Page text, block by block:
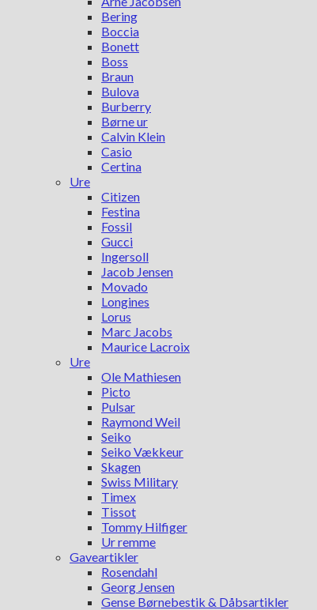
Bering
Boccia
Bonett
Boss
Braun
Bulova
Burberry
Børne ur
Calvin Klein
Casio
Certina
Ure
Citizen
Festina
Fossil
Gucci
Ingersoll
Jacob Jensen
Movado
Longines
Lorus
Marc Jacobs
Maurice Lacroix
Ure
Ole Mathiesen
Picto
Pulsar
Raymond Weil
Seiko
Seiko Vækkeur
Skagen
Swiss Military
Timex
Tissot
Tommy Hilfiger
Ur remme
Gaveartikler
Rosendahl
Georg Jensen
Gense Børnebestik & Dåbsartikler